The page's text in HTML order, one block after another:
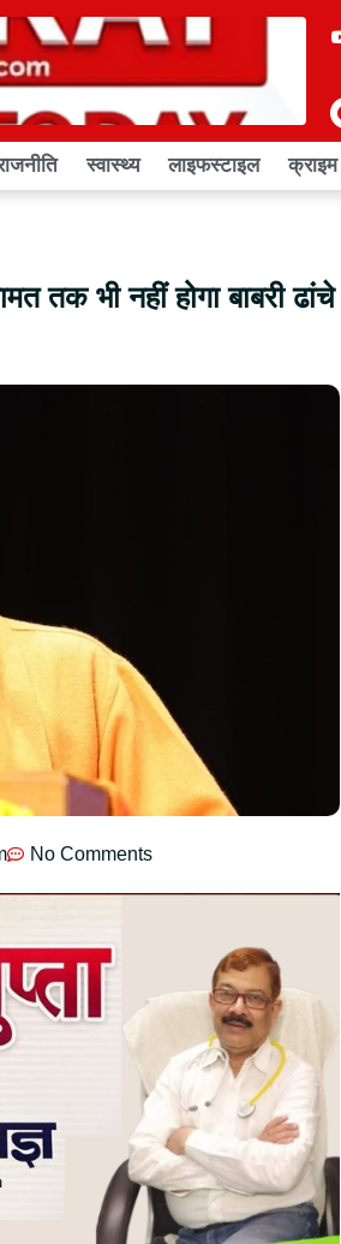
स्वास्थ्य लाइफस्टाइल क्राइम
तक भी नहीं होगा बाबरी ढांचे
No Comments